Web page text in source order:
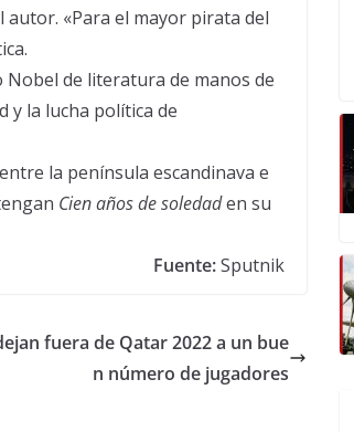
«Para el mayor pirata del
Nobel de literatura de manos de
y la lucha política de
la península escandinava e
Cien años de soledaden su
Fuente:Sputnik
fuera de Qatar 2022 a un bue
n número de jugadores